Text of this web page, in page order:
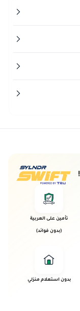
تأمين على العربية
(بدون فوائد)
بدون استعلام منزلي